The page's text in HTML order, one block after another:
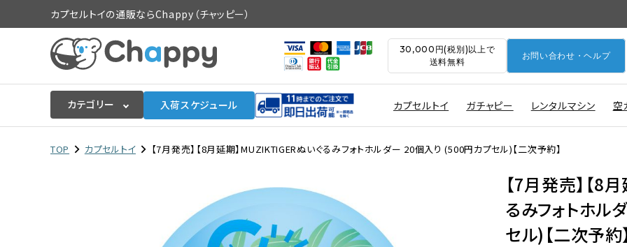
カプセルトイの通販ならChappy（チャッピー）
30,000円(税別)以上で
送料無料
お問い合わせ・ヘルプ
カテゴリー 入荷スケジュール カプセルトイ ガチャピー レンタルマシン 空
ログイン 会員登録
TOP カプセルトイ 【7月発売】【8月延期】MUZIKTIGERぬいぐるみフォトホルダー 20個入り (500円カプセル)【二次予約】
【7月発売】【8
るみフォトホル
セル)【二次予約】